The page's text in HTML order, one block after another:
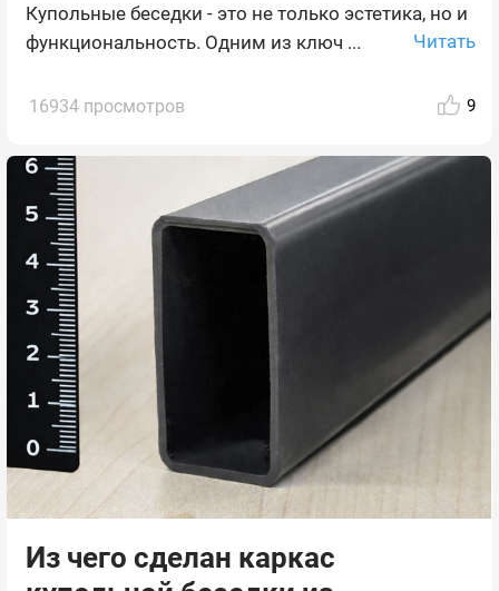
Купольные беседки - это не только эстетика, но и
функциональность. Одним из ключ ...
Читать
16934 просмотров 9
Из чего сделан каркас